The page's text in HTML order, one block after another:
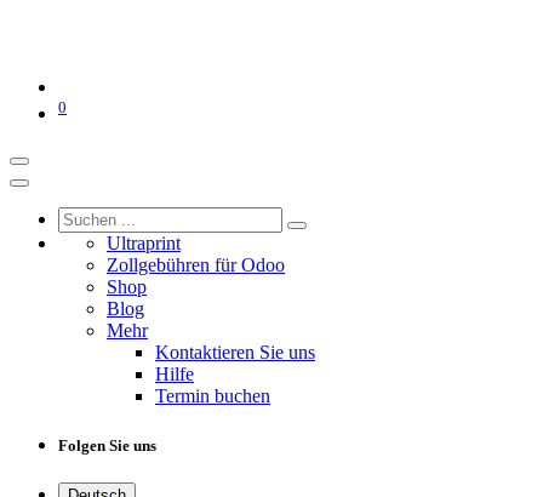
0
Ultraprint
Zollgebühren für Odoo
Shop
Blog
Mehr
Kontaktieren Sie uns
Hilfe
Termin buchen
Folgen Sie uns